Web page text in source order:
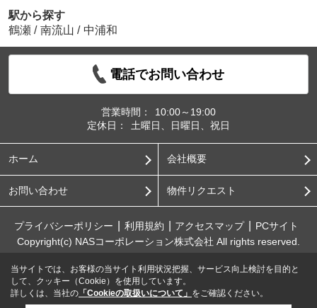
駅から探す
鶴瀬 / 南流山 / 中浦和
電話でお問い合わせ
営業時間：
10:00～19:00
定休日：
土曜日、日曜日、祝日
ホーム 会社概要
お問い合わせ 物件リクエスト
プライバシーポリシー 利用規約 アクセスマップ
PCサイト
Copyright(c) NASコーポレーション株式会社 All rights reserved.
当サイトでは、お客様の当サイト利用状況把握、サービス向上検討を目的と
して、クッキー（Cookie）を使用しています。
詳しくは、当社の 「Cookieの取扱いについて」 をご確認ください。